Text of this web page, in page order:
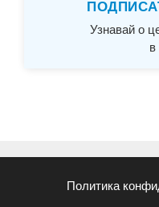
Узнавай о
в
Политика